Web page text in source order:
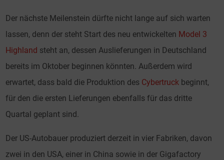
Der nächste Meilenstein dürfte nicht lange auf sich warten
lassen, denn der steht Start des neu entwickelten Model 3
Highland steht an, dessen Auslieferungen in Deutschland
bereits im Oktober beginnen könnten. Außerdem wird
erwartet, dass bald die Produktion des Cybertruck beginnt,
für den die ersten Lieferungen ebenfalls für das dritte
Quartal geplant sind.
Der US-Autobauer produziert derzeit in vier Fabriken, davon
zwei in den USA, einer in China sowie in der Gigafactory